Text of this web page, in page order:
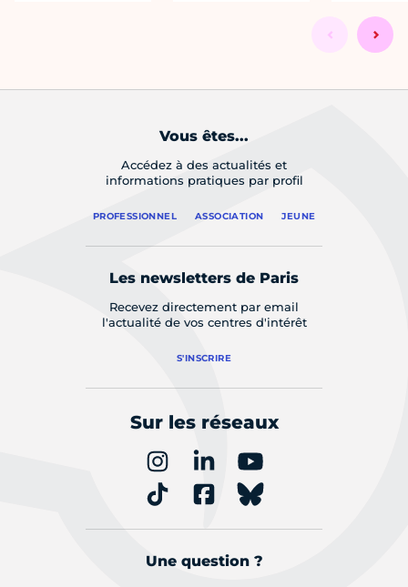
Vous êtes...
Accédez à des actualités et
informations pratiques par profil
PROFESSIONNEL ASSOCIATION JEUNE
Les newsletters de Paris
Recevez directement par email
l'actualité de vos centres d'intérêt
S'INSCRIRE
Sur les réseaux
Une question ?